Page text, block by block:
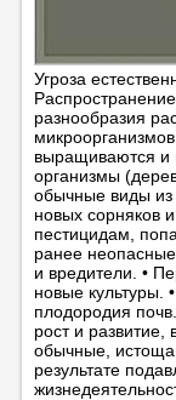
Угроза
разнообразия
выращиваются и
организмы
обычные виды из
новых сорняков
пестицидам,
ранее неопасные
и вредители. •
новые культуры.
плодородия
рост и развитие,
обычные,
результате